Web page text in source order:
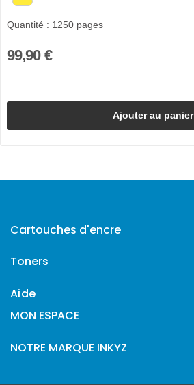
Quantité : 1250 pages
99,90 €
Ajouter au panier
Cartouches d'encre
Toners
Aide
MON ESPACE
NOTRE MARQUE INKYZ